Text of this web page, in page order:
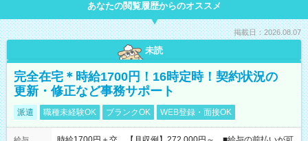
あなたの閲覧履歴からのオススメ
掲載日：2026.08.07
未読
完全在宅＊時給1700円！16時定時！契約状況の
更新・修正など事務サポート
派遣 職種未経験OK ブランクOK WEB登録・面接OK